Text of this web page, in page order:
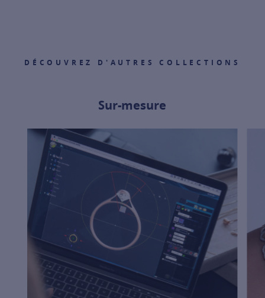
DÉCOUVREZ D'AUTRES COLLECTIONS
Sur-mesure